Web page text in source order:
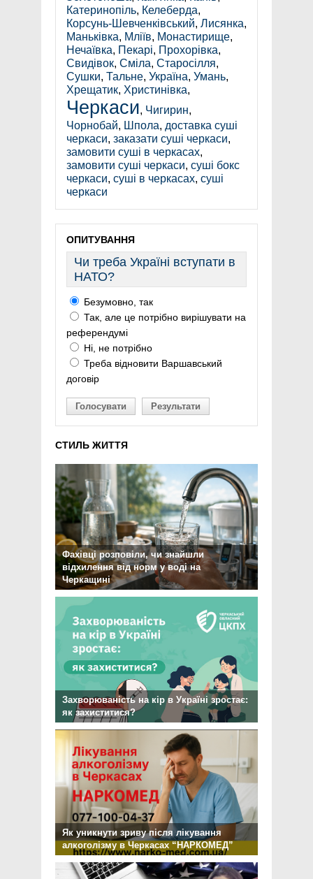
Катеринопіль, Келеберда,
Корсунь-Шевченківський, Лисянка,
Маньківка, Мліїв, Монастирище,
Нечаївка, Пекарі, Прохорівка,
Свидівок, Сміла, Старосілля,
Сушки, Тальне, Україна, Умань,
Хрещатик, Христинівка,
Черкаси, Чигирин,
Чорнобай, Шпола, доставка суші
черкаси, заказати суші черкаси,
замовити суші в черкасах,
замовити суші черкаси, суші бокс
черкаси, суші в черкасах, суші
черкаси
ОПИТУВАННЯ
Чи треба Україні вступати в
НАТО?
Безумовно, так
Так, але це потрібно вирішувати на
референдумі
Ні, не потрібно
Треба відновити Варшавський
договір
Голосувати Результати
СТИЛЬ ЖИТТЯ
Фахівці розповіли, чи знайшли
відхилення від норм у воді на
Черкащині
Захворюваність на кір в Україні зростає:
як захиститися?
Як уникнути зриву після лікування
алкоголізму в Черкасах “НАРКОМЕД”